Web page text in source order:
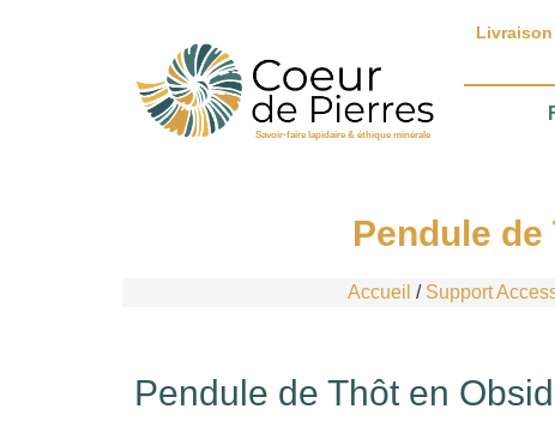
Savoir-faire lapidaire & éthique minérale
Livraison
Pendule
Accueil / Support
Pendule de Thôt en